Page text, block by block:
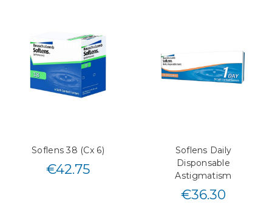
Soflens 38 (Cx 6)
€42.75
Soflens Daily
Disponsable
Astigmatism
€36.30